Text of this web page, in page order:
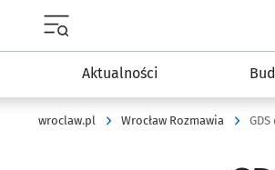
Aktualności
wroclaw.pl Wrocław Rozmawia